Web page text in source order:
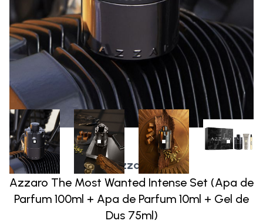
Azzaro
Azzaro The Most Wanted Intense Set (Apa de
Parfum 100ml + Apa de Parfum 10ml + Gel de
Dus 75ml)